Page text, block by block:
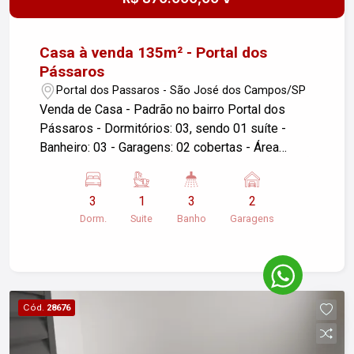
Casa à venda 135m² - Portal dos
Pássaros
Portal dos Passaros - São José dos Campos/SP
Venda de Casa - Padrão no bairro Portal dos
Pássaros - Dormitórios: 03, sendo 01 suíte -
Banheiro: 03 - Garagens: 02 cobertas - Área
Localização: São José dos Campos/SP
Descrição do imóvel: Sala ampla com cozinha
integrada. Fino acabamento. 03 dormitórios, suíte
Churrasqueira. Área de serviço fechada com porta
de vidro. Instalação para ar condicionado em
todos os cômodos. Projeto de iluminação. Jardim
de inverno. Portão automático. Para mais
informações ou agendar uma visita, entre em
3
Dorm.
1
Suite
3
Banho
2
Garagens
Cód. 28676